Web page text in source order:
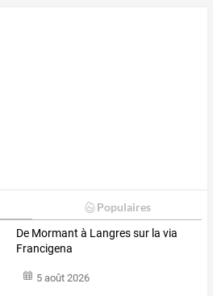
Populaires
De Mormant à Langres sur la via
Francigena
5 août 2026